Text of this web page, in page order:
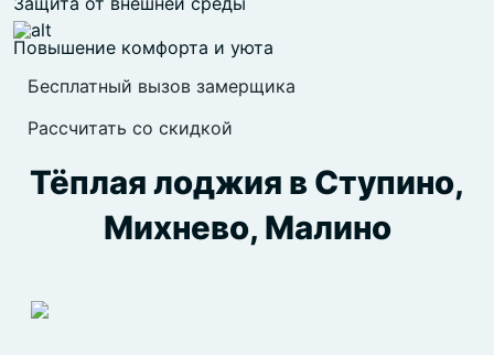
Повышение комфорта и уюта
Бесплатный вызов замерщика
Рассчитать со скидкой
Тёплая лоджия в Ступино,
Михнево, Малино